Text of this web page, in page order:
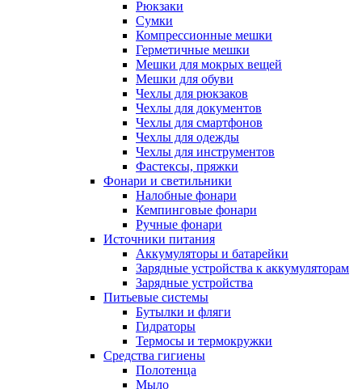
Рюкзаки
Сумки
Компрессионные мешки
Герметичные мешки
Мешки для мокрых вещей
Мешки для обуви
Чехлы для рюкзаков
Чехлы для документов
Чехлы для смартфонов
Чехлы для одежды
Чехлы для инструментов
Фастексы, пряжки
Фонари и светильники
Налобные фонари
Кемпинговые фонари
Ручные фонари
Источники питания
Аккумуляторы и батарейки
Зарядные устройства к аккумуляторам
Зарядные устройства
Питьевые системы
Бутылки и фляги
Гидраторы
Термосы и термокружки
Средства гигиены
Полотенца
Мыло